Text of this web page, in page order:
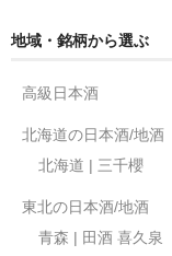
地域・銘柄から選ぶ
高級日本酒
北海道の日本酒/地酒
北海道 | 三千櫻
東北の日本酒/地酒
青森 | 田酒 喜久泉